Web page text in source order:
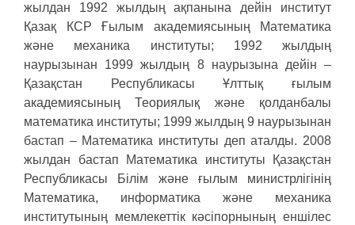
жылдан 1992 жылдың ақпанына дейін институт
Қазақ КСР Ғылым академиясының Математика
және механика институты; 1992 жылдың
наурызынан 1999 жылдың 8 наурызына дейін –
Қазақстан Республикасы Ұлттық ғылым
академиясының Теориялық және қолданбалы
математика институты; 1999 жылдың 9 наурызынан
бастап – Математика институты деп аталды. 2008
жылдан бастап Математика институты Қазақстан
Республикасы Білім және ғылым министрлігінің
Математика, информатика және механика
институтының мемлекеттік кәсіпорнының еншілес